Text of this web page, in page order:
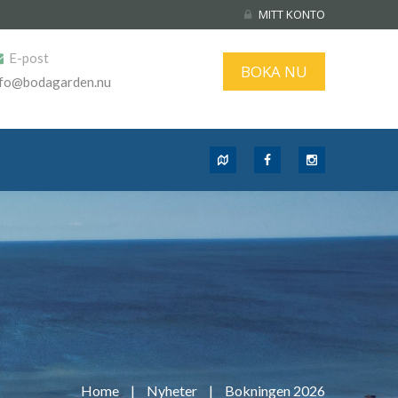
MITT KONTO
E-post
BOKA NU
Home | Nyheter | Bokningen 2026